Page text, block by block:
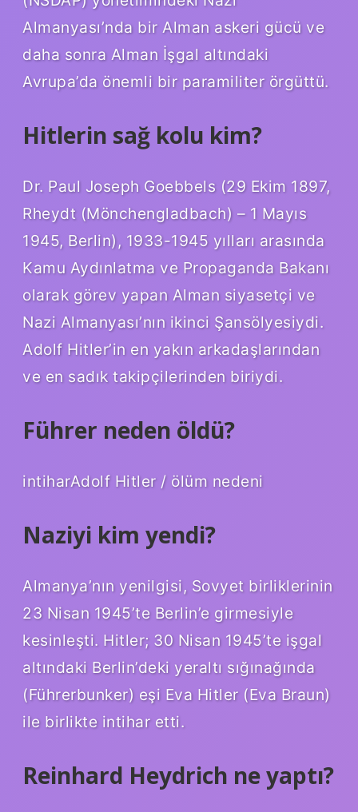
Almanyası’nda bir Alman askeri gücü ve
daha sonra Alman İşgal altındaki
Avrupa’da önemli bir paramiliter örgüttü.
Hitlerin sağ kolu kim?
Dr. Paul Joseph Goebbels (29 Ekim 1897,
Rheydt (Mönchengladbach) – 1 Mayıs
1945, Berlin), 1933-1945 yılları arasında
Kamu Aydınlatma ve Propaganda Bakanı
olarak görev yapan Alman siyasetçi ve
Nazi Almanyası’nın ikinci Şansölyesiydi.
Adolf Hitler’in en yakın arkadaşlarından
ve en sadık takipçilerinden biriydi.
Führer neden öldü?
intiharAdolf Hitler / ölüm nedeni
Naziyi kim yendi?
Almanya’nın yenilgisi, Sovyet birliklerinin
23 Nisan 1945’te Berlin’e girmesiyle
kesinleşti. Hitler; 30 Nisan 1945’te işgal
altındaki Berlin’deki yeraltı sığınağında
(Führerbunker) eşi Eva Hitler (Eva Braun)
ile birlikte intihar etti.
Reinhard Heydrich ne yaptı?